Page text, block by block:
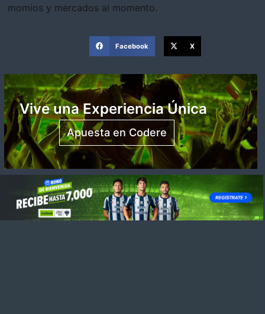
momios y mercados al momento.
Facebook X
Vive una Experiencia Única
Apuesta en Codere